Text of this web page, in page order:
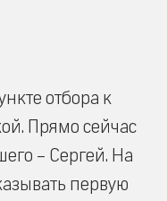
отбора к
Прямо сейчас
– Сергей. На
первую